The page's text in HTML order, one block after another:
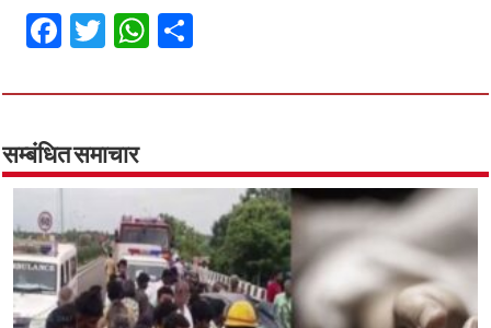
Fa
ce
b
o
o
k
T
wi
tt
er
W
h
at
p
p
ar
सम्बंधित समाचार